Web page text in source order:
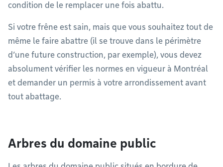
condition de le remplacer une fois abattu.
Si votre frêne est sain, mais que vous souhaitez tout de
même le faire abattre (il se trouve dans le périmètre
d’une future construction, par exemple), vous devez
absolument vérifier les normes en vigueur à Montréal
et demander un permis à votre arrondissement avant
tout abattage.
Arbres du domaine public